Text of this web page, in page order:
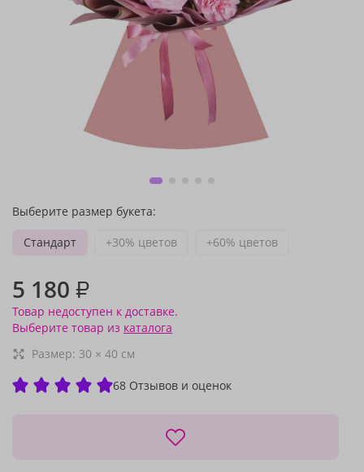
Выберите размер букета:
Стандарт
+30% цветов +60% цветов
5 180 ₽
Товар недоступен к доставке.
Выберите товар из каталога
Размер: 30 × 40 см
68 Отзывов и оценок